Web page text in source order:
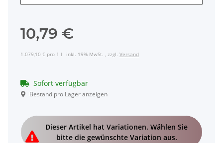
10,79 €
1.079,10 € pro 1 l inkl. 19% MwSt. , zzgl. Versand
Sofort verfügbar
Bestand pro Lager anzeigen
Dieser Artikel hat Variationen. Wählen Sie
bitte die gewünschte Variation aus.